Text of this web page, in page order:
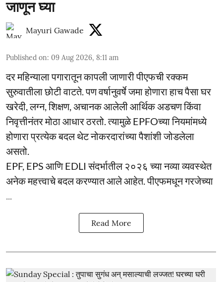
जाणून घ्या
Mayuri Gawade
Published on: 09 Aug 2026, 8:11 am
दर महिन्याला पगारातून कापली जाणारी पीएफची रक्कम
सुरुवातीला छोटी वाटते. पण वर्षानुवर्षे जमा होणारा हाच पैसा घर
खरेदी, लग्न, शिक्षण, अचानक आलेली आर्थिक अडचण किंवा
निवृत्तीनंतर मोठा आधार ठरतो. त्यामुळे EPFOच्या नियमांमध्ये
होणारा प्रत्येक बदल थेट नोकरदारांच्या पैशांशी जोडलेला
असतो.
EPF, EPS आणि EDLI संदर्भातील २०२६ च्या नव्या व्यवस्थेत
अनेक महत्त्वाचे बदल करण्यात आले आहेत. पीएफमधून गरजेच्या
Read More